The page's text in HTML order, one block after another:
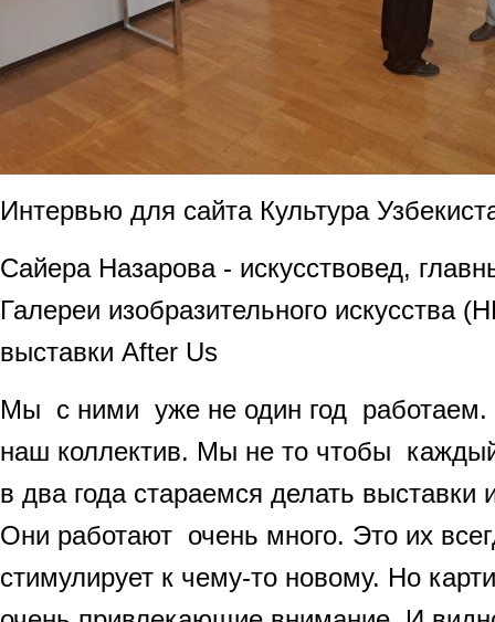
Интервью для сайта Культура
Сайера Назарова - искусствовед,
Галереи изобразительного искусства
выставки After Us
Мы с ними уже не один год работаем.
наш коллектив. Мы не то чтобы
в два года стараемся делать выставки
Они работают очень много. Это их
стимулирует к чему-то новому. Но